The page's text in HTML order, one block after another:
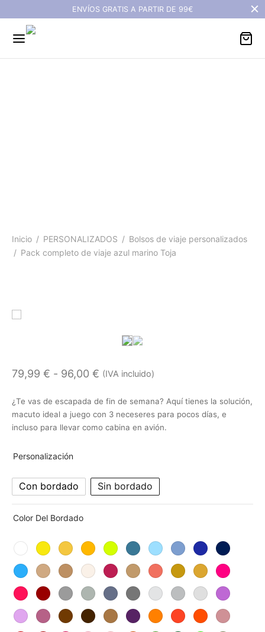
ENVÍOS GRATIS A PARTIR DE 99€
Inicio / PERSONALIZADOS / Bolsos de viaje personalizados
/ Pack completo de viaje azul marino Toja
79,99 € - 96,00 € Rango
precios:
desde
96,00 €
(IVA incluido)
¿Te vas de escapada de fin de semana? Aquí tienes la solución,
macuto ideal a juego con 3 neceseres para pocos días, e
incluso para llevar como cabina en avión.
Personalización
Con bordado Sin bordado
Color Del Bordado